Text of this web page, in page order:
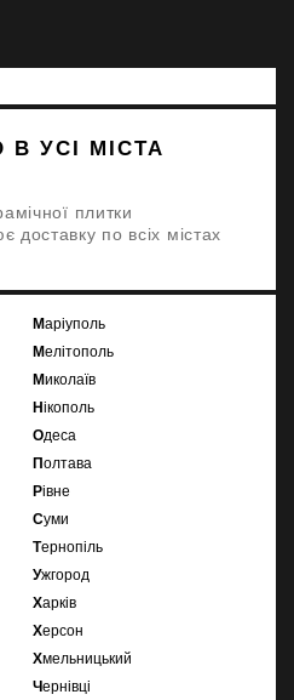
УСІ МІСТА
плитки
доставку по всіх містах
Маріуполь
Мелітополь
Миколаїв
Нікополь
Одеса
Полтава
Рівне
Суми
Тернопіль
Ужгород
Харків
Херсон
Хмельницький
Чернівці